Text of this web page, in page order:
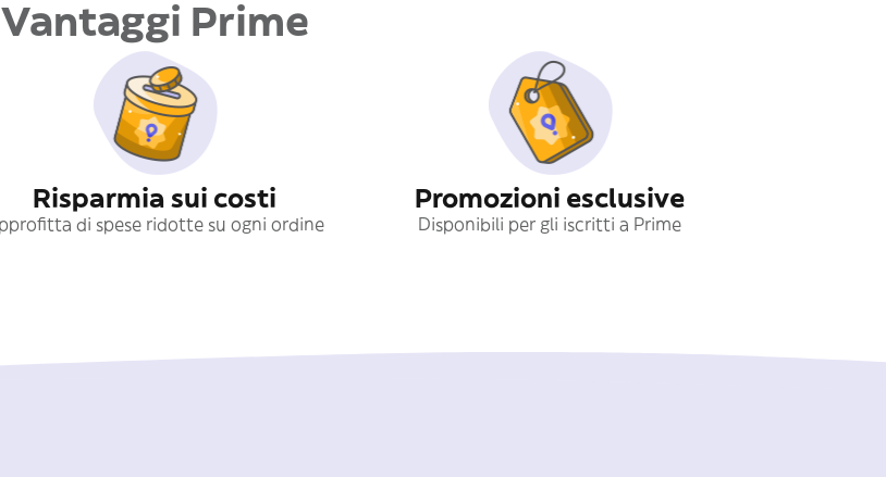
Vantaggi Prime
Risparmia sui costi
di spese ridotte su ogni ordine
Promozioni esclusive
Disponibili per gli iscritti a Prime